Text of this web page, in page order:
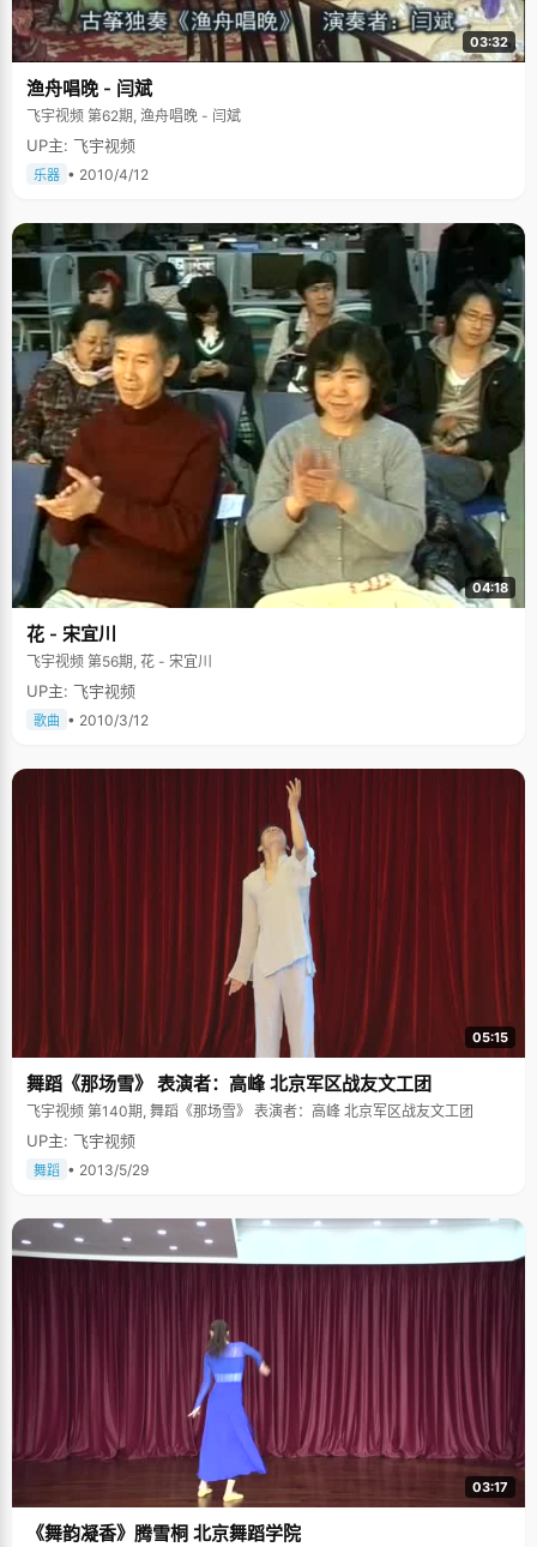
03:32
渔舟唱晚 - 闫斌
飞宇视频 第62期, 渔舟唱晚 - 闫斌
UP主: 飞宇视频
乐器 • 2010/4/12
04:18
花 - 宋宜川
飞宇视频 第56期, 花 - 宋宜川
UP主: 飞宇视频
歌曲 • 2010/3/12
05:15
舞蹈《那场雪》 表演者：高峰 北京军区战友文工团
飞宇视频 第140期, 舞蹈《那场雪》 表演者：高峰 北京军区战友文工团
UP主: 飞宇视频
舞蹈 • 2013/5/29
03:17
《舞韵凝香》腾雪桐 北京舞蹈学院